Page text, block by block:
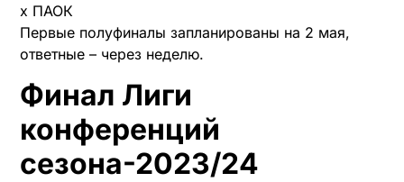
х ПАОК
Первые полуфиналы запланированы на 2 мая,
ответные – через неделю.
Финал Лиги
конференций
сезона-2023/24